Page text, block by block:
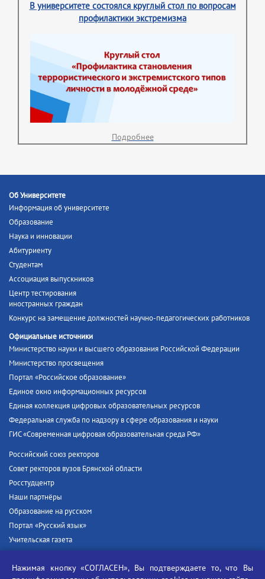
В университете состоялся круглый стол по вопросам
профилактики экстремизма
Подробнее
Об Университете
Информация об университете
Образование
Наука и инновации
Абитуриенту
Студентам
Ассоциация выпускников
Центр тестирования
иностранных граждан
Конкурс на замещение должностей научно-педагогических работников
Официальные источники
Министерство науки и высшего образования Российской Федерации
Министерство просвещения
Портал «Российское образование»
Единое окно информационных ресурсов
Единая коллекция цифровых образовательных ресурсов
Федеральная служба по надзору в сфере образования и науки
ГИС «Современная цифровая образовательная среда РФ»
Российский союз ректоров
Совет ректоров вузов Брянской области
Росстудцентр
Наши партнёры
Образование на русском
Портал «Русский язык»
Учительская газета
Единый портал государственных услуг
Нажимая кнопку «СОГЛАСЕН», Вы подтверждаете то, что Вы